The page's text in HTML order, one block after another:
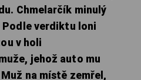
Chmelarčík minulý
verdiktu loni
v holi
jehož auto mu
na místě zemřel,